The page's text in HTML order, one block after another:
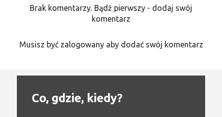
Brak komentarzy. Bądź pierwszy - dodaj swój
komentarz
Musisz być zalogowany aby dodać swój komentarz
Co, gdzie, kiedy?